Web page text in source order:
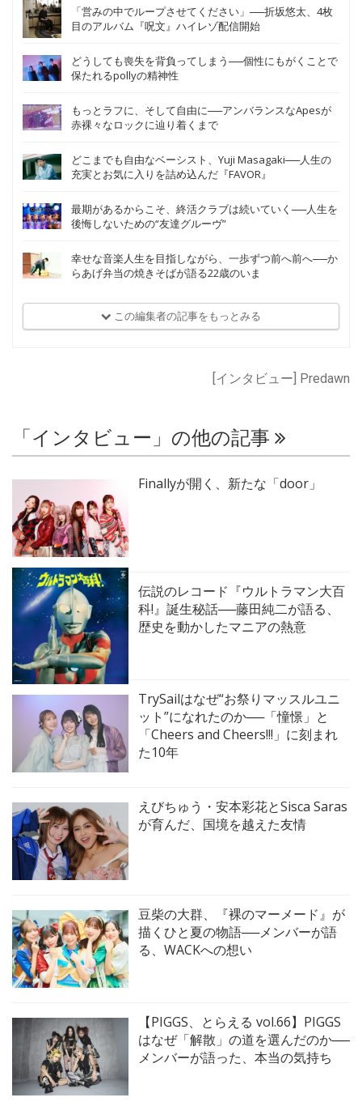
「営みの中でループさせてください」──折坂悠太、4枚
目のアルバム『呪文』ハイレゾ配信開始
どうしても喪失を背負ってしまう──個性にもがくことで
保たれるpollyの精神性
もっとラフに、そして自由に──アンバランスなApesが
赤裸々なロックに辿り着くまで
どこまでも自由なベーシスト、Yuji Masagaki──人生の
充実とお気に入りを詰め込んだ『FAVOR』
最期があるからこそ、終活クラブは続いていく──人生を
後悔しないための“友達グルーヴ”
幸せな音楽人生を目指しながら、一歩ずつ前へ前へ──か
らあげ弁当の焼きそばが語る22歳のいま
この編集者の記事をもっとみる
[インタビュー] Predawn
「インタビュー」の他の記事
Finallyが開く、新たな「door」
伝説のレコード『ウルトラマン大百
科!』誕生秘話──藤田純二が語る、
歴史を動かしたマニアの熱意
TrySailはなぜ“お祭りマッスルユニ
ット”になれたのか──「憧憬」と
「Cheers and Cheers!!!」に刻まれ
た10年
えびちゅう・安本彩花とSisca Saras
が育んだ、国境を越えた友情
豆柴の大群、『裸のマーメード』が
描くひと夏の物語──メンバーが語
る、WACKへの想い
【PIGGS、とらえる vol.66】PIGGS
はなぜ「解散」の道を選んだのか──
メンバーが語った、本当の気持ち